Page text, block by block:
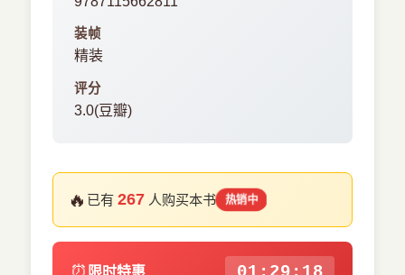
装帧
精装
评分
3.0(豆瓣)
🔥 已有267 人购买本书 热销中